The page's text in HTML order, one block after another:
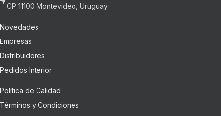
CP 11100 Montevideo, Uruguay
Novedades
Empresas
Distribuidores
Pedidos Interior
Política de Calidad
Términos y Condiciones